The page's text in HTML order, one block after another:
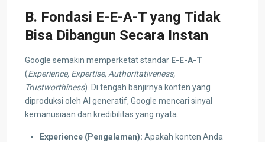
B. Fondasi E-E-A-T yang Tidak
Bisa Dibangun Secara Instan
Google semakin memperketat standar E-E-A-T
(Experience, Expertise, Authoritativeness,
Trustworthiness). Di tengah banjirnya konten yang
diproduksi oleh AI generatif, Google mencari sinyal
kemanusiaan dan kredibilitas yang nyata.
Experience (Pengalaman): Apakah konten Anda